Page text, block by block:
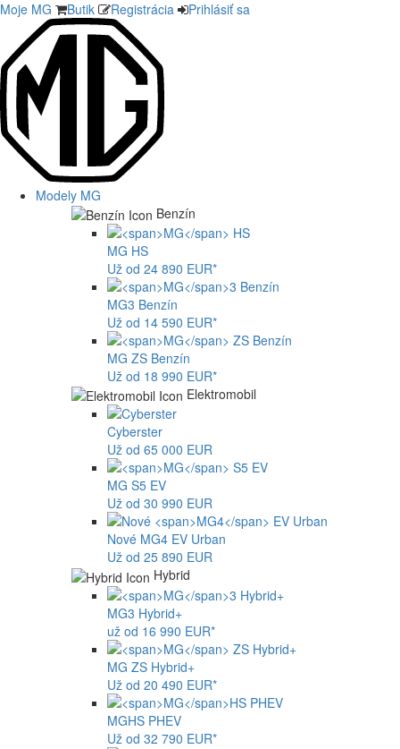
Moje MG Butik Registrácia Prihlásiť sa
Modely MG
Benzín
MG HS
Už od 24 890 EUR*
MG3 Benzín
Už od 14 590 EUR*
MG ZS Benzín
Už od 18 990 EUR*
Elektromobil
Cyberster
Už od 65 000 EUR
MG S5 EV
Už od 30 990 EUR
Nové MG4 EV Urban
Už od 25 890 EUR
Hybrid
MG3 Hybrid+
už od 16 990 EUR*
MG ZS Hybrid+
Už od 20 490 EUR*
MGHS PHEV
Už od 32 790 EUR*